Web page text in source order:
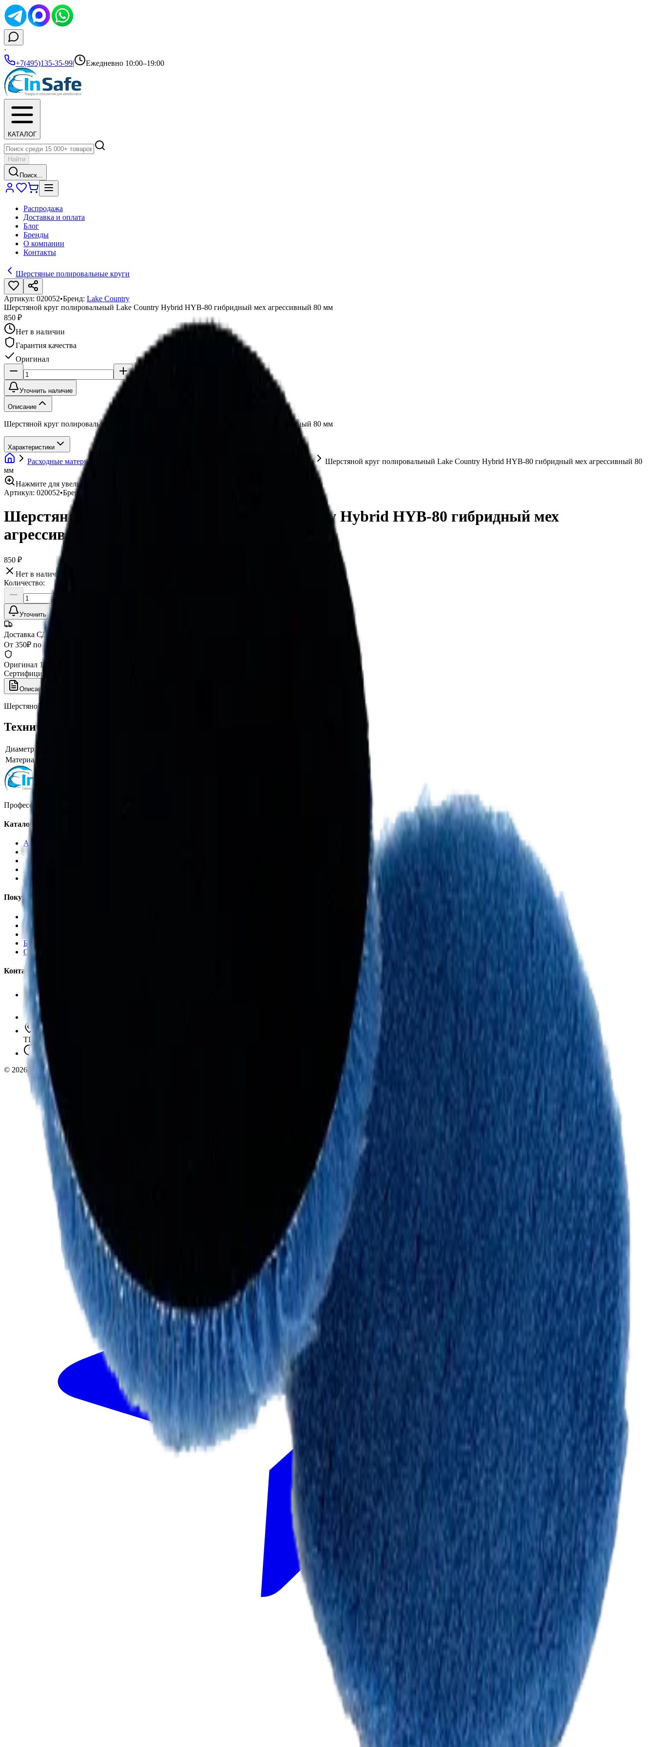
·
+7(495)135-35-99| Ежедневно 10:00–19:00
КАТАЛОГ
Найти
Поиск...
Распродажа
Доставка и оплата
Блог
Бренды
О компании
Контакты
Шерстяные полировальные круги
Артикул: 020052•Бренд: Lake Country
Шерстяной круг полировальный Lake Country Hybrid HYB-80 гибридный мех агрессивный 80 мм
850 ₽
Нет в наличии
Гарантия качества
Оригинал
Уточнить наличие
Описание
Шерстяной круг полировальный Lake Country Hybrid HYB-80 гибридный мех агрессивный 80 мм
Характеристики
Расходные материалы Шерстяные полировальные круги
Шерстяной круг полировальный Lake Country Hybrid HYB-80 гибридный мех агрессивный 80
мм
Нажмите для увеличения
Артикул: 020052•Бренд:
Шерстяной круг полировальный Lake Country Hybrid HYB-80 гибридный мех
агрессивный 80 мм
850 ₽
Нет в наличии
Количество:
Уточнить наличие
Доставка СДЭК
От 350₽ по России
Оригинал 100%
Сертифицированный товар
Описание
Шерстяной круг полировальный Lake Country Hybrid HYB-80 гибридный мех агрессивный 80 мм
Технические характеристики
Диаметр
Материал мехового круга
Профессиональная автохимия, оборудование и расходные материалы для детейлинга.
Каталог
Автохимия
Расходные материалы
Инструменты
Аксессуары
Покупателям
Бренды
О компании
Контакты
+7 (495) 135-35-99
Москва, Люблинская ул., 153.
ТЦ «Люблю Молл», -1 уровень
Ежедневно 10:00 — 19:00
© 2026 InSafe.ru — Товары и технологии для автобизнеса